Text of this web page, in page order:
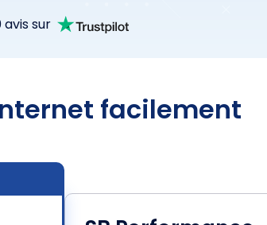
avis sur
facilement